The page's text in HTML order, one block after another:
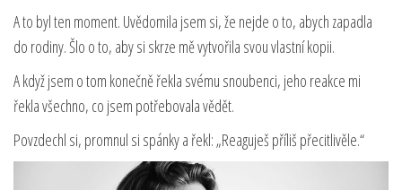
A to byl ten moment. Uvědomila jsem si, že nejde o to, abych zapadla
do rodiny. Šlo o to, aby si skrze mě vytvořila svou vlastní kopii.
A když jsem o tom konečně řekla svému snoubenci, jeho reakce mi
řekla všechno, co jsem potřebovala vědět.
Povzdechl si, promnul si spánky a řekl: „Reaguješ příliš přecitlivěle.“